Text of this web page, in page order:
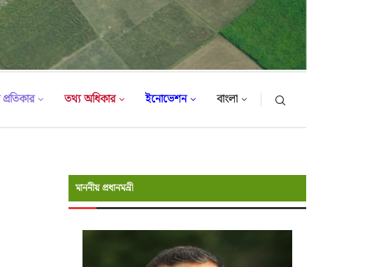
তথ্য অধিকার ইনোভেশন বাংলা
মাননীয় প্রধানমন্রী